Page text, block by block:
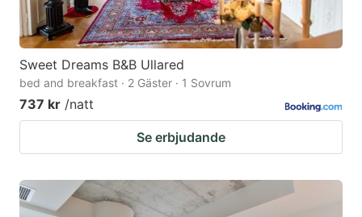
Sweet Dreams B&B Ullared
bed and breakfast · 2 Gäster · 1 Sovrum
737 kr /natt
Se erbjudande